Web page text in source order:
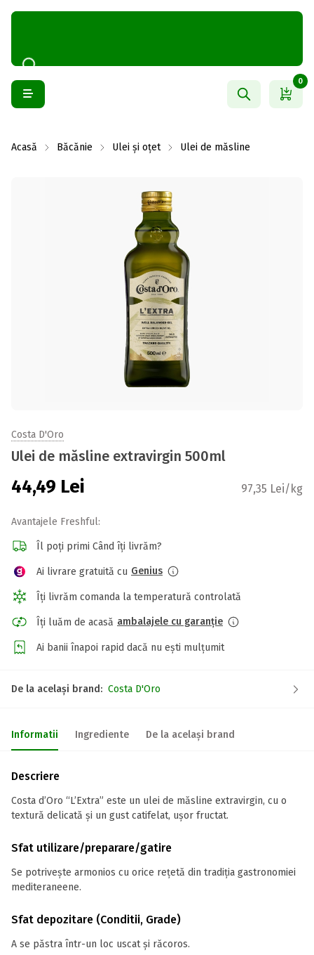
0
Acasă Băcănie Ulei și oțet Ulei de măsline
Costa D'Oro
Ulei de măsline extravirgin 500ml
44,49 Lei 97,35 Lei/kg
Avantajele Freshful:
Îl poți primi Când îți livrăm?
Ai livrare gratuită cu Genius
Îți livrăm comanda la temperatură controlată
Îți luăm de acasă ambalajele cu garanție
Ai banii înapoi rapid dacă nu ești mulțumit
De la același brand: Costa D'Oro
Informatii Ingrediente De la același brand
Descriere
Costa d’Oro “L’Extra” este un ulei de măsline extravirgin, cu o
textură delicată și un gust catifelat, ușor fructat.
Sfat utilizare/preparare/gatire
Se potrivește armonios cu orice rețetă din tradiția gastronomiei
mediteraneene.
Sfat depozitare (Conditii, Grade)
A se păstra într-un loc uscat și răcoros.